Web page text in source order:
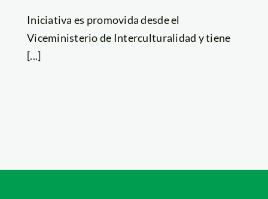
Iniciativa es promovida desde el
Viceministerio de Interculturalidad y tiene
[...]